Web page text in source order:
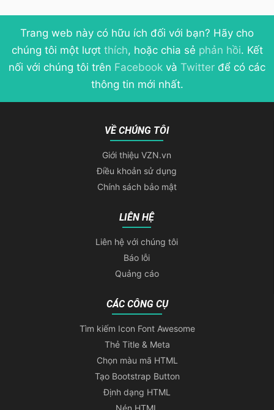
Trang web này có hữu ích đối với bạn? Hãy cho
chúng tôi một lượt thích, hoặc chia sẻ phản hồi. Kết
nối với chúng tôi trên Facebook và Twitter để có các
thông tin mới nhất.
VỀ CHÚNG TÔI
Giới thiệu VZN.vn
Điều khoản sử dụng
Chính sách bảo mật
LIÊN HỆ
Liên hệ với chúng tôi
Báo lỗi
Quảng cáo
CÁC CÔNG CỤ
Tìm kiếm Icon Font Awesome
Thẻ Title & Meta
Chọn màu mã HTML
Tạo Bootstrap Button
Định dạng HTML
Nén HTML